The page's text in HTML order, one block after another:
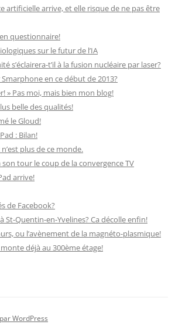
artificielle arrive, et elle risque de ne pas être
questionnaire!
sur le futur de l’IA
s’éclairera-t’il à la fusion nucléaire par laser?
en ce début de 2013?
» Pas moi, mais bien mon blog!
belle des qualités!
le Gloud!
: Bilan!
plus de ce monde.
tour le coup de la convergence TV
arrive!
de Facebook?
St-Quentin-en-Yvelines? Ca décolle enfin!
ou l’avènement de la magnéto-plasmique!
monte déjà au 300ème étage!
WordPress